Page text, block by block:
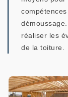
réaliser les
de la toiture.